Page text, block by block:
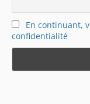
En continuant,
confidentialité